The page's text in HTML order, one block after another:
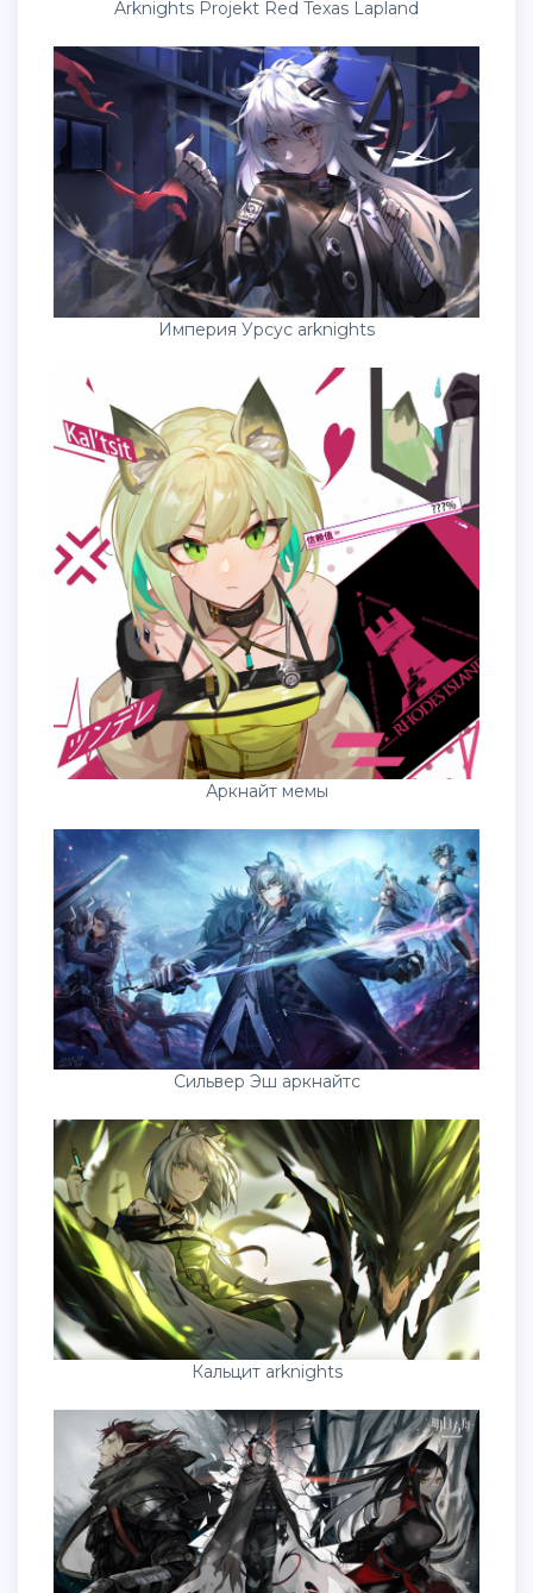
Arknights Projekt Red Texas Lapland
Империя Урсус arknights
Аркнайт мемы
Сильвер Эш аркнайтс
Кальцит arknights